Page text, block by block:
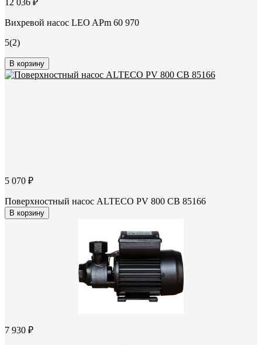
12 036 ₽
Вихревой насос LEO APm 60 970
5(2)
В корзину
5 070 ₽
Поверхностный насос ALTECO PV 800 CB 85166
В корзину
7 930 ₽